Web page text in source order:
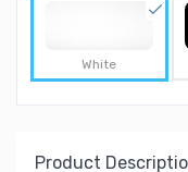
White
Product